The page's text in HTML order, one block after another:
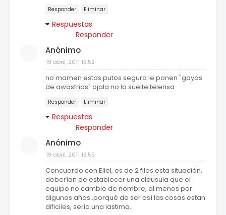
Responder Eliminar
Respuestas
Responder
Anónimo
19 abril, 2011 19:52
no mamen estos putos seguro le ponen "gayos
de awasfrias" ojala no lo suelte telerisa
Responder Eliminar
Respuestas
Responder
Anónimo
19 abril, 2011 19:55
Concuerdo con Eliel, es de 2 filos esta situación,
deberían de establecer una clausula que el
equipo no cambie de nombre, al menos por
algunos años..porqué de ser así las cosas estan
dificiles, seria una lastima..